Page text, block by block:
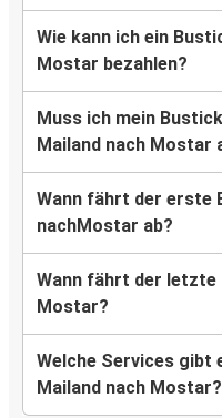
Wie kann ich ein
Mostar bezahlen?
Muss ich mein
Mailand nach Mostar
Wann fährt der erste
nachMostar ab?
Wann fährt der letzte
Mostar?
Welche Services gibt
Mailand nach Mostar?